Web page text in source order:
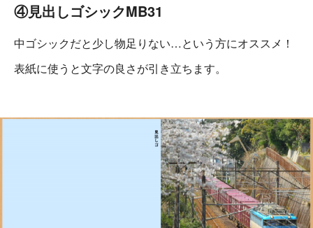
④見出しゴシックMB31
中ゴシックだと少し物足りない…という方にオススメ！
表紙に使うと文字の良さが引き立ちます。